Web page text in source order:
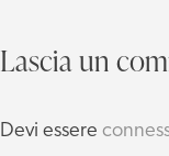
Lascia un
Devi essere